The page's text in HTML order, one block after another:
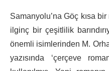
Samanyolu’na Göç kısa
ilginç bir çeşitlilik
önemli isimlerinden M.
yazısında ‘çerçeve